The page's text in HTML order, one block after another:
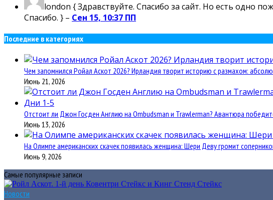
london { Здравствуйте. Спасибо за сайт. Но есть одно
Спасибо. } – Сен 15, 10:37 ПП
Последние в категориях
Чем запомнился Ройал Аскот 2026? Ирландия творит историю с размахом:
Июнь 21, 2026
Отстоит ли Джон Госден Англию на Ombudsman и Trawlerman? Авантюра
Июнь 13, 2026
На Олимпе американских скачек появилась женщина: Шери Деву громит
Июнь 9, 2026
Самые популярные записи
Новости